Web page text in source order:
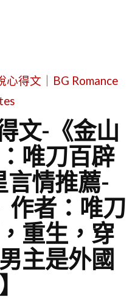
心得文｜BG Romance
文-《金山
唯刀百辟
言情推薦-
作者：唯刀
重生，穿
主是外國